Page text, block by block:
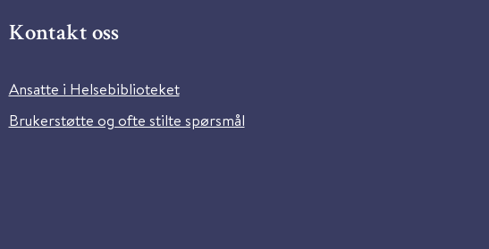
Kontakt oss
Ansatte i Helsebiblioteket
Brukerstøtte og ofte stilte spørsmål